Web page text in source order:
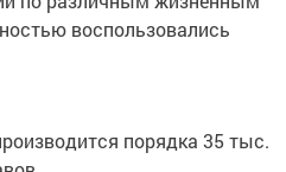
воспользовались
порядка 35 тыс.